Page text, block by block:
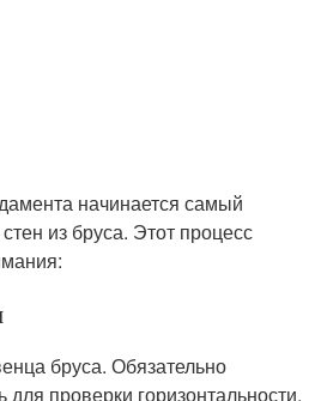
начинается самый
из бруса. Этот процесс
бруса. Обязательно
для проверки горизонтальности.